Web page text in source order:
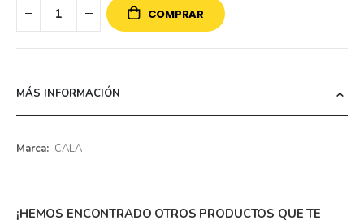
COMPRAR
MÁS INFORMACIÓN
Más
CALA
¡HEMOS ENCONTRADO OTROS PRODUCTOS QUE TE